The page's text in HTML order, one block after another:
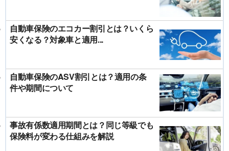
自動車保険のエコカー割引とは？いくら
安くなる？対象車と適用...
自動車保険のASV割引とは？適用の条
件や期間について
事故有係数適用期間とは？同じ等級でも
保険料が変わる仕組みを解説